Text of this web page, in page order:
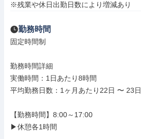
※残業や休日出勤日数により増減あり
勤務時間
固定時間制
勤務時間詳細
実働時間：1日あたり8時間
平均勤務日数：1ヶ月あたり22日 〜 23日
【勤務時間】8:00～17:00
▶休憩各1時間